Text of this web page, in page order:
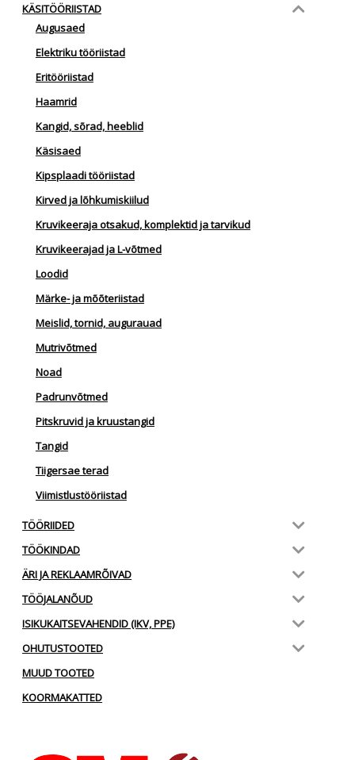
KÄSITÖÖRIISTAD
Augusaed
Elektriku tööriistad
Eritööriistad
Haamrid
Kangid, sõrad, heeblid
Käsisaed
Kipsplaadi tööriistad
Kirved ja lõhkumiskiilud
Kruvikeeraja otsakud, komplektid ja tarvikud
Kruvikeerajad ja L-võtmed
Loodid
Märke- ja mõõteriistad
Meislid, tornid, augurauad
Mutrivõtmed
Noad
Padrunvõtmed
Pitskruvid ja kruustangid
Tangid
Tiigersae terad
Viimistlustööriistad
TÖÖRIIDED
TÖÖKINDAD
ÄRI JA REKLAAMRÕIVAD
TÖÖJALANÕUD
ISIKUKAITSEVAHENDID (IKV, PPE)
OHUTUSTOOTED
MUUD TOOTED
KOORMAKATTED